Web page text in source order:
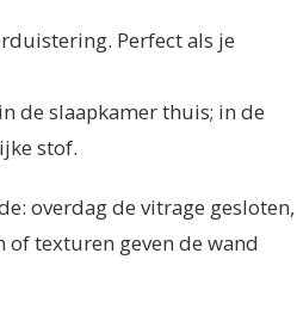
Perfect als je
de slaapkamer thuis; in de
stof.
overdag de vitrage gesloten,
texturen geven de wand